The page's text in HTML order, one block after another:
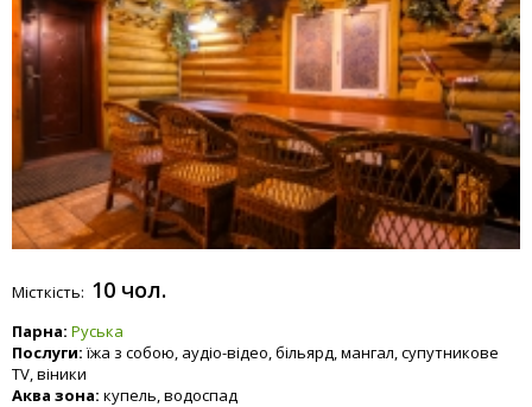
Місткість: 10 чол.
Парна: Руська
Послуги: їжа з собою, аудіо-відео, більярд, мангал, супутникове
TV, віники
Аква зона: купель, водоспад